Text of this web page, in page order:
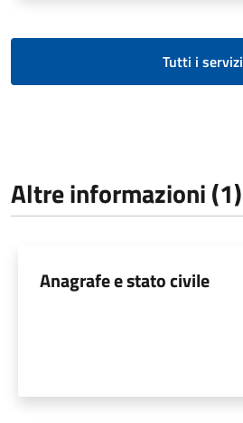
Tutti i servizi
Altre informazioni (1)
Anagrafe e stato civile